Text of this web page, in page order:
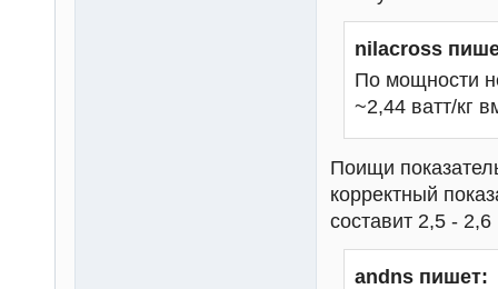
nilacross
По мощности
~2,44 ватт/кг
Поищи
корректный
составит 2,5 - 2,6
andns пишет: